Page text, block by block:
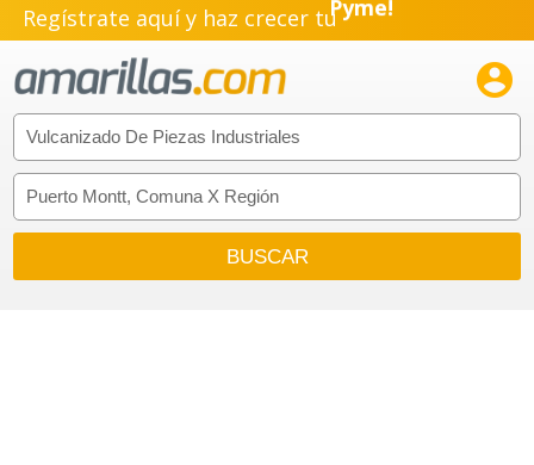
Regístrate aquí y haz crecer tuEmprendimiento!
